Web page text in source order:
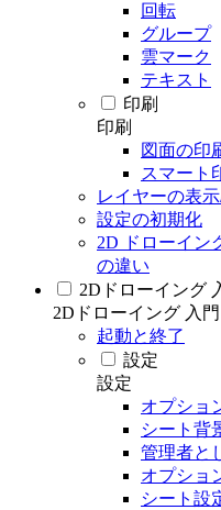
回転
グループ
雲マーク
テキスト
印刷
印刷
図面の印
スマート
レイヤーの表
設定の初期化
2D ドローイン
の違い
2Dドローイング
2Dドローイング 入門
起動と終了
設定
設定
オプショ
シート背
管理者と
オプショ
シート設